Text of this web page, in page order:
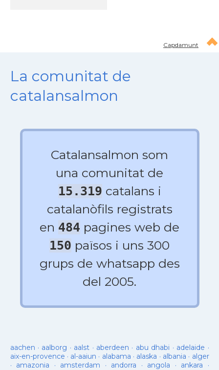
Capdamunt
La comunitat de
catalansalmon
Catalansalmon som
una comunitat de
15.319 catalans i
catalanòfils registrats
en 484 pagines web de
150 països i uns 300
grups de whatsapp des
del 2005.
aachen · aalborg · aalst · aberdeen · abu dhabi · adelaide ·
aix-en-provence · al-aaiun · alabama · alaska · albania · alger
· amazonia · amsterdam · andorra · angola · ankara ·